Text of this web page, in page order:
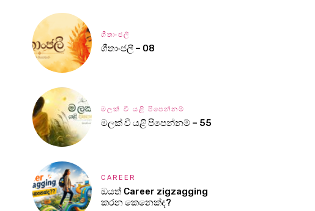
ගීතාංජලී
ගීතාංජලී – 08
මලක් වී යළි පිපෙන්නම්
මලක් වී යළි පිපෙන්නම් – 55
CAREER
ඔයත් Career zigzagging
කරන කෙනෙක්ද?